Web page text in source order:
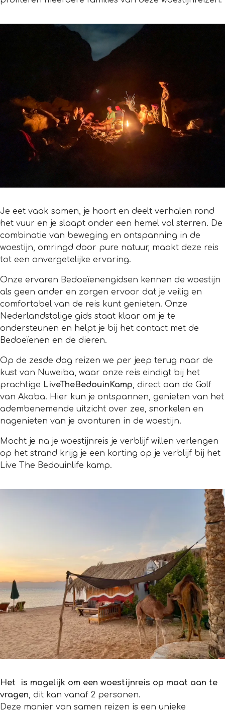
Je eet vaak samen, je hoort en deelt verhalen rond
het vuur en je slaapt onder een hemel vol sterren. De
combinatie van beweging en ontspanning in de
woestijn, omringd door pure natuur, maakt deze reis
tot een onvergetelijke ervaring.
Onze ervaren Bedoeïenengidsen kennen de woestijn
als geen ander en zorgen ervoor dat je veilig en
comfortabel van de reis kunt genieten. Onze
Nederlandstalige gids staat klaar om je te
ondersteunen en helpt je bij het contact met de
Bedoeïenen en de dieren.
Op de zesde dag reizen we per jeep terug naar de
kust van Nuweiba, waar onze reis eindigt bij het
prachtige LiveTheBedouinKamp, direct aan de Golf
van Akaba. Hier kun je ontspannen, genieten van het
adembenemende uitzicht over zee, snorkelen en
nagenieten van je avonturen in de woestijn.
Mocht je na je woestijnreis je verblijf willen verlengen
op het strand krijg je een korting op je verblijf bij het
Live The Bedouinlife kamp.
Het is mogelijk om een woestijnreis op maat aan te
vragen , dit kan vanaf 2 personen.
Deze manier van samen reizen is een unieke